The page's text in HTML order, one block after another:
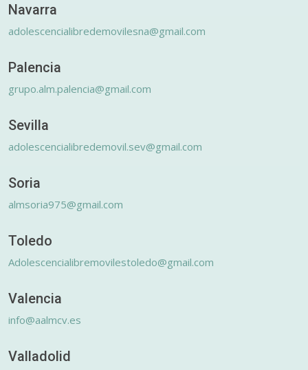
Navarra
adolescencialibredemovilesna@gmail.com
Palencia
grupo.alm.palencia@gmail.com
Sevilla
adolescencialibredemovil.sev@gmail.com
Soria
almsoria975@gmail.com
Toledo
Adolescencialibremovilestoledo@gmail.com
Valencia
info@aalmcv.es
Valladolid